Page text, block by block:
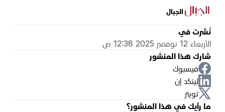
الجبال
نُشرت في
الأربعاء 12 نوفمبر 2025 12:38 ص
شارك هذا المنشور
فيسبوك
لينكد إن
تويتر
ما رأيك في هذا المنشور؟